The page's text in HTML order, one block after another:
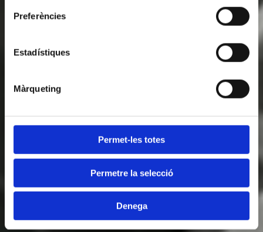
Preferències
Estadístiques
Màrqueting
Permet-les totes
Permetre la selecció
Denega